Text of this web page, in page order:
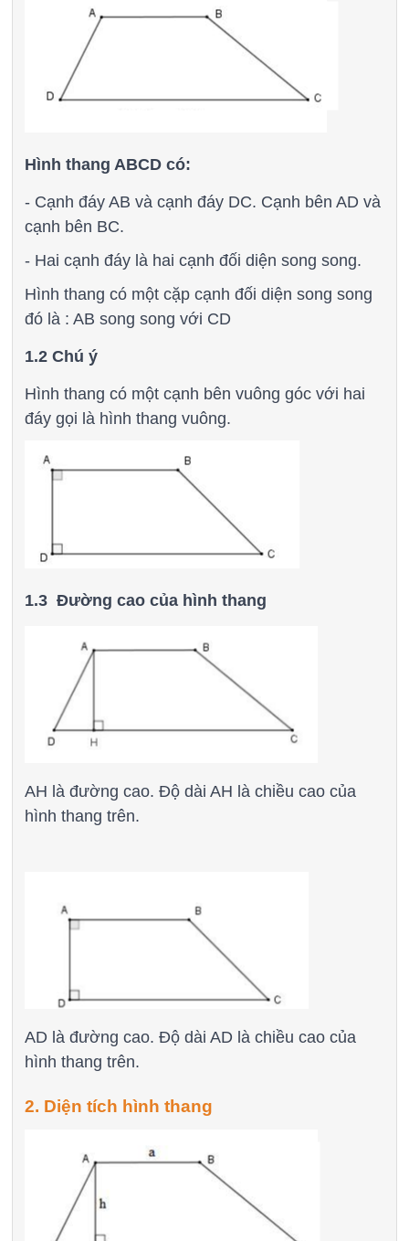
Hình thang ABCD có:
- Cạnh đáy AB và cạnh đáy DC. Cạnh bên AD và
cạnh bên BC.
- Hai cạnh đáy là hai cạnh đối diện song song.
Hình thang có một cặp cạnh đối diện song song
đó là : AB song song với CD
1.2 Chú ý
Hình thang có một cạnh bên vuông góc với hai
đáy gọi là hình thang vuông.
1.3 Đường cao của hình thang
AH là đường cao. Độ dài AH là chiều cao của
hình thang trên.
AD là đường cao. Độ dài AD là chiều cao của
hình thang trên.
2. Diện tích hình thang